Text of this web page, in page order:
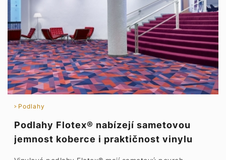
Podlahy
Podlahy Flotex® nabízejí sametovou
jemnost koberce i praktičnost vinylu